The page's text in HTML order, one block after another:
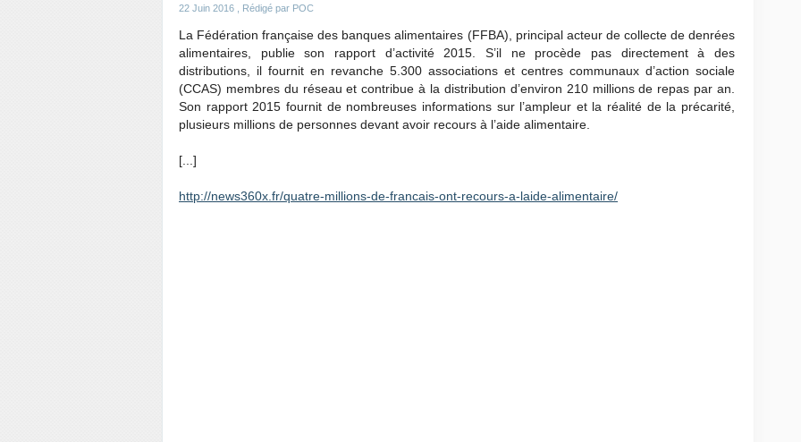
22 Juin 2016 , Rédigé par POC
La Fédération française des banques alimentaires (FFBA), principal acteur de collecte de denrées
alimentaires, publie son rapport d’activité 2015. S’il ne procède pas directement à des
distributions, il fournit en revanche 5.300 associations et centres communaux d’action sociale
(CCAS) membres du réseau et contribue à la distribution d’environ 210 millions de repas par an.
Son rapport 2015 fournit de nombreuses informations sur l’ampleur et la réalité de la précarité,
plusieurs millions de personnes devant avoir recours à l’aide alimentaire.
[...]
http://news360x.fr/quatre-millions-de-francais-ont-recours-a-laide-alimentaire/